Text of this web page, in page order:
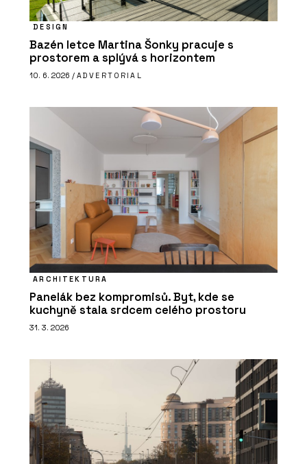
DESIGN
Bazén letce Martina Šonky pracuje s
prostorem a splývá s horizontem
10. 6. 2026 / ADVERTORIAL
ARCHITEKTURA
Panelák bez kompromisů. Byt, kde se
kuchyně stala srdcem celého prostoru
31. 3. 2026